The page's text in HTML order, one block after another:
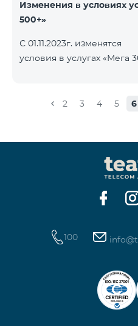
Изменения в условиях
500+»
С 01.11.2023г. изменятся
условия в услугах «Мега
продлевается, остаток
100 ГБ.
2 3 4 5 6
100